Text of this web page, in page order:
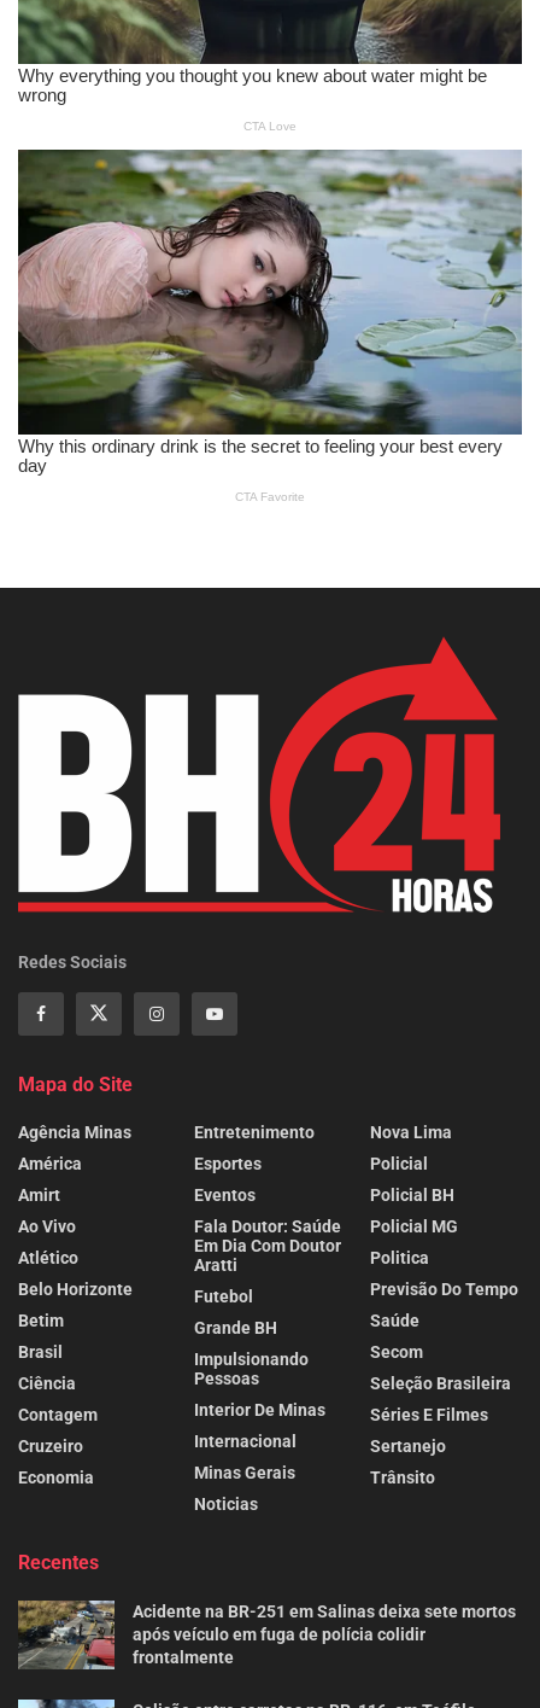
Redes Sociais
Mapa do Site
Agência Minas
América
Amirt
Ao Vivo
Atlético
Belo Horizonte
Betim
Brasil
Ciência
Contagem
Cruzeiro
Economia
Entretenimento
Esportes
Eventos
Fala Doutor: Saúde
Em Dia Com Doutor
Aratti
Futebol
Grande BH
Impulsionando
Pessoas
Interior De Minas
Internacional
Minas Gerais
Noticias
Nova Lima
Policial
Policial BH
Policial MG
Politica
Previsão Do Tempo
Saúde
Secom
Seleção Brasileira
Séries E Filmes
Sertanejo
Trânsito
Recentes
Acidente na BR-251 em Salinas deixa sete mortos
após veículo em fuga de polícia colidir
frontalmente